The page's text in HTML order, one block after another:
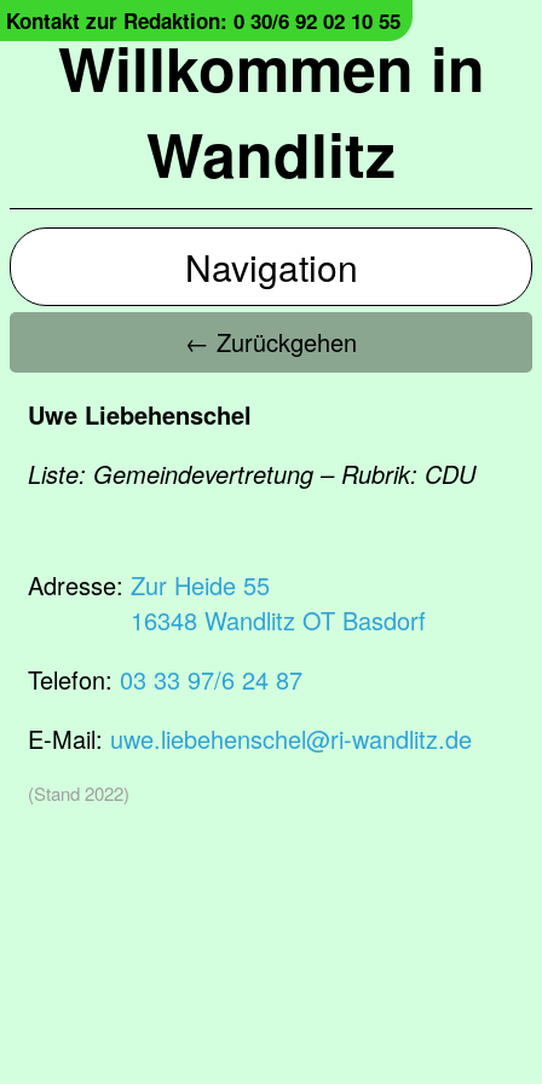
Willkommen in
Wandlitz
Kontakt zur Redaktion: 0 30/6 92 02 10 55
Navigation
← Zurückgehen
Uwe Liebehenschel
Liste: Gemeindevertretung – Rubrik: CDU
Adresse: Zur Heide 55
16348 Wandlitz OT Basdorf
Telefon: 03 33 97/6 24 87
E-Mail: uwe.liebehenschel@ri-wandlitz.de
(Stand 2022)